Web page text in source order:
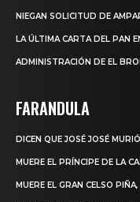
NIEGAN SOLICITUD DE
LA ÚLTIMA CARTA DEL PAN
ADMINISTRACIÓN DE EL
FARANDULA
DICEN QUE JOSÉ JOSÉ
MUERE EL PRÍNCIPE DE LA
MUERE EL GRAN CELSO